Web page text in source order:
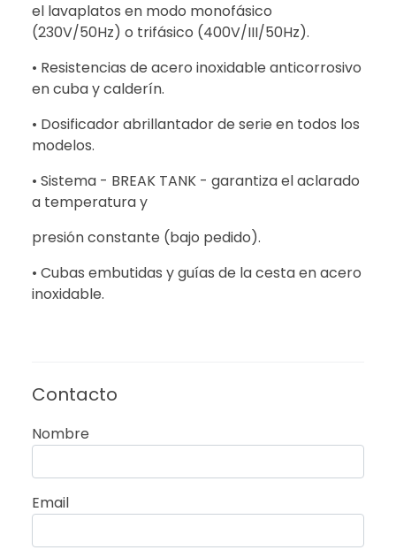
el lavaplatos en modo monofásico
(230V/50Hz) o trifásico (400V/III/50Hz).
• Resistencias de acero inoxidable anticorrosivo
en cuba y calderín.
• Dosificador abrillantador de serie en todos los
modelos.
• Sistema - BREAK TANK - garantiza el aclarado
a temperatura y
presión constante (bajo pedido).
• Cubas embutidas y guías de la cesta en acero
inoxidable.
Contacto
Nombre
Email